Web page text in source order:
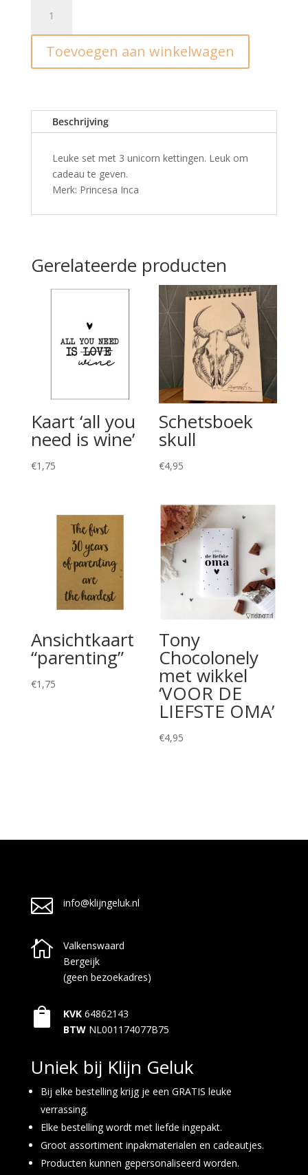
3
eenhoornkettingen
aantal
Toevoegen aan winkelwagen
Beschrijving
Leuke set met 3 unicorn kettingen. Leuk om
cadeau te geven.
Merk: Princesa Inca
Gerelateerde producten
Kaart ‘all you
need is wine’
€1,75
Schetsboek
skull
€4,95
Ansichtkaart
“parenting”
€1,75
Tony
Chocolonely
met wikkel
‘VOOR DE
LIEFSTE OMA’
€4,95
 info@klijngeluk.nl

Valkenswaard
Bergeijk
(geen bezoekadres)
 KVK 64862143
BTW NL001174077B75
Uniek bij Klijn Geluk
Bij elke bestelling krijg je een GRATIS leuke
verrassing.
Elke bestelling wordt met liefde ingepakt.
Groot assortiment inpakmaterialen en cadeautjes.
Producten kunnen gepersonaliseerd worden.